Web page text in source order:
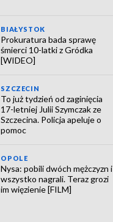
BIAŁYSTOK
Prokuratura bada sprawę
śmierci 10-latki z Gródka
[WIDEO]
SZCZECIN
To już tydzień od zaginięcia
17-letniej Julii Szymczak ze
Szczecina. Policja apeluje o
pomoc
OPOLE
Nysa: pobili dwóch mężczyzn i
wszystko nagrali. Teraz grozi
im więzienie [FILM]